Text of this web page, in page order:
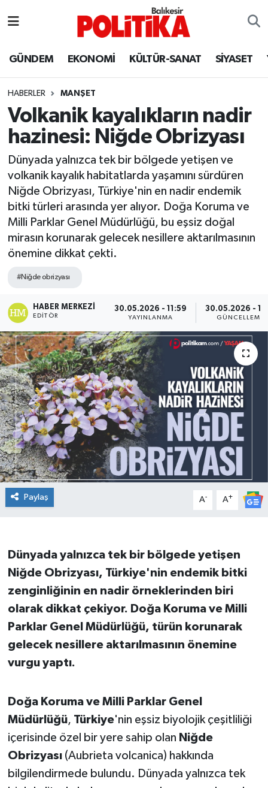
GÜNDEM EKONOMİ KÜLTÜR-SANAT SİYASET
HABERLER MANŞET
Volkanik kayalıkların nadir
hazinesi: Niğde Obrizyası
Dünyada yalnızca tek bir bölgede yetişen ve
volkanik kayalık habitatlarda yaşamını sürdüren
Niğde Obrizyası, Türkiye'nin en nadir endemik
bitki türleri arasında yer alıyor. Doğa Koruma ve
Milli Parklar Genel Müdürlüğü, bu eşsiz doğal
mirasın korunarak gelecek nesillere aktarılmasının
önemine dikkat çekti.
#Niğde obrizyası
HABER MERKEZI
EDITÖR
30.05.2026 - 11:59
YAYINLANMA
30.05.2026 -
GÜNCELLEME
Paylaş A- A+
Dünyada yalnızca tek bir bölgede yetişen
Niğde Obrizyası, Türkiye'nin endemik bitki
zenginliğinin en nadir örneklerinden biri
olarak dikkat çekiyor. Doğa Koruma ve Milli
Parklar Genel Müdürlüğü, türün korunarak
gelecek nesillere aktarılmasının önemine
vurgu yaptı.
Doğa Koruma ve Milli Parklar Genel
Müdürlüğü, Türkiye'nin eşsiz biyolojik çeşitliliği
içerisinde özel bir yere sahip olan Niğde
Obrizyası(Aubrieta volcanica) hakkında
bilgilendirmede bulundu. Dünyada yalnızca tek
Ayvalık
Balya
Bandırma
Bigadiç
BİYOGRAFİLER
Burhaniye
ÇEVRE
Dursunbey
Edremit
EĞİTİM
EKONOMİ
Erdek
Gömeç
Gönen
KENT GÜNDEMİ
Kepsut
KÜLTÜR-SANAT
MANŞET
Manyas
OLAY
Balıkesir Hava Durumu
Balıkesir Namaz Vakitleri
Balıkesir Trafik Yoğunluk Haritası
Süper Lig Puan Durumu ve Fikstür
Tüm Manşetler
Son Dakika Haberleri
Haber Arşivi